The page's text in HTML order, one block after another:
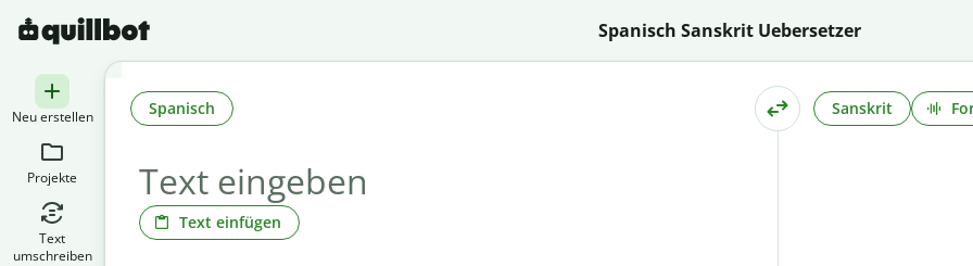
Spanisch Sanskrit Uebersetzer
Neu erstellen
Projekte
Text
umschreiben
Text einfügen
Spanisch Sanskrit